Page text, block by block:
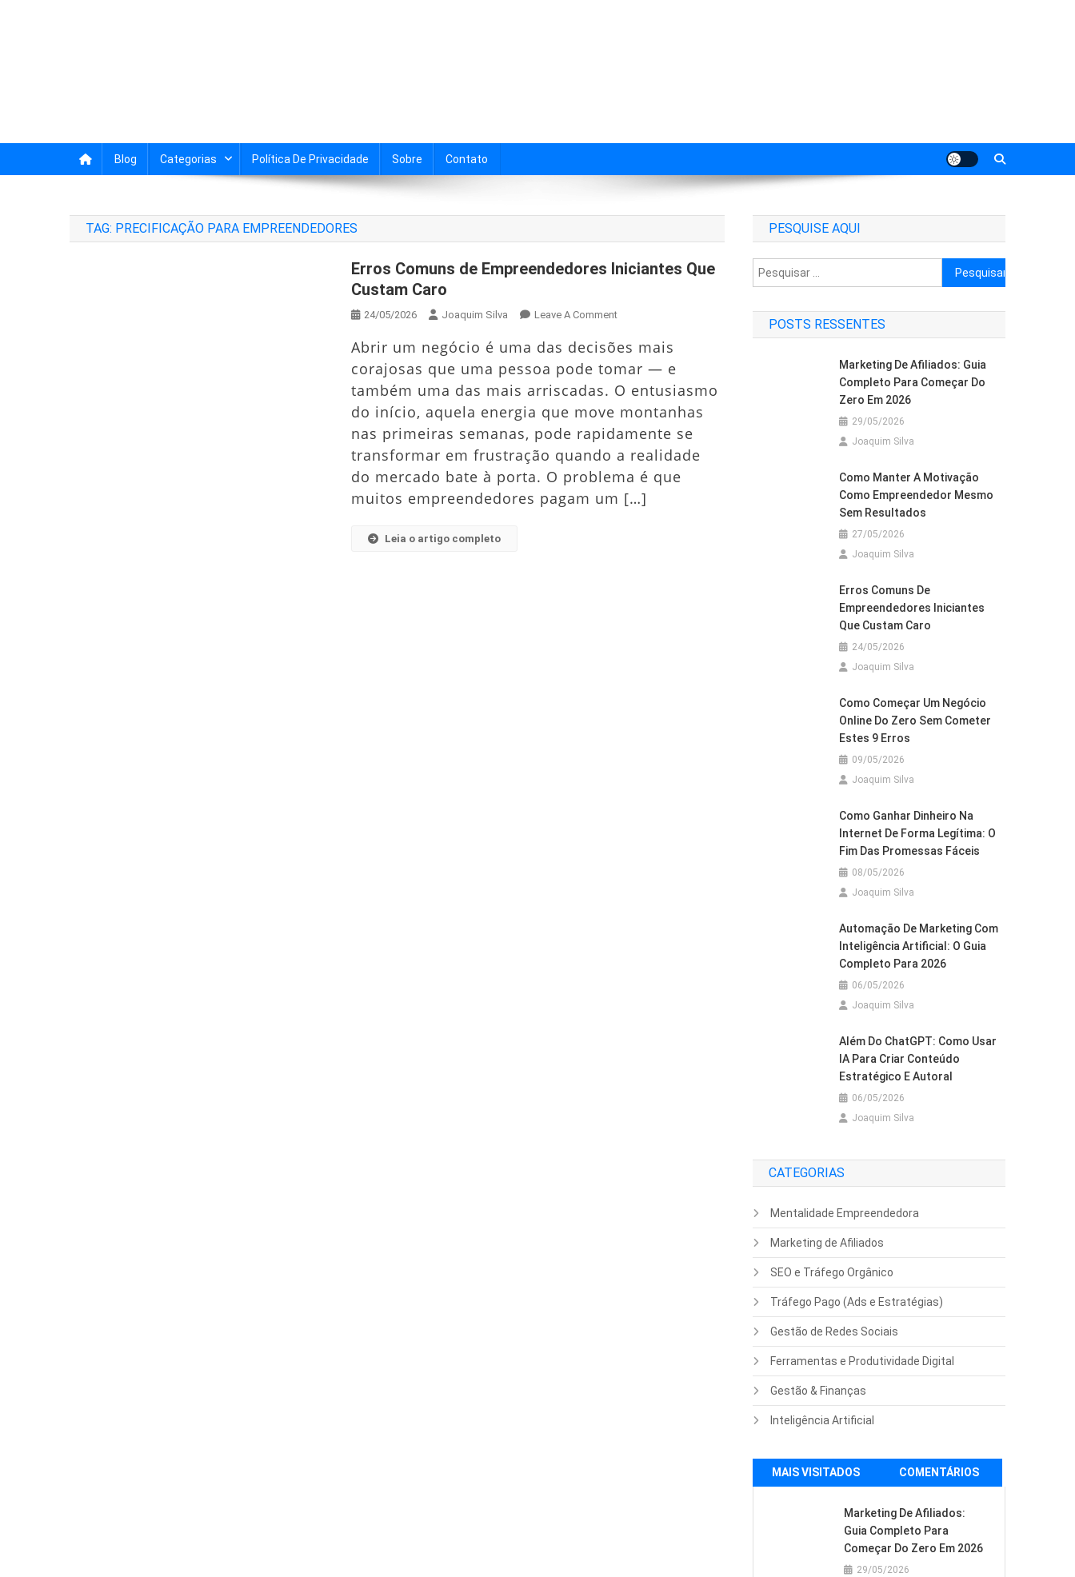
Blog Categorias Política De Privacidade Sobre Contato
TAG: PRECIFICAÇÃO PARA EMPREENDEDORES
Erros Comuns de Empreendedores Iniciantes Que
Custam Caro
24/05/2026 Joaquim Silva Leave A CommentOn
Comuns
De
Empreendedores
Iniciantes
Custam
Caro
Abrir um negócio é uma das decisões mais
corajosas que uma pessoa pode tomar — e
também uma das mais arriscadas. O entusiasmo
do início, aquela energia que move montanhas
nas primeiras semanas, pode rapidamente se
transformar em frustração quando a realidade
do mercado bate à porta. O problema é que
muitos empreendedores pagam um […]
Leia o artigo completo
PESQUISE AQUI
Pesquisar
por:
POSTS RESSENTES
Marketing De Afiliados: Guia
Completo Para Começar Do
Zero Em 2026
29/05/2026
Joaquim Silva
Como Manter A Motivação
Como Empreendedor Mesmo
Sem Resultados
27/05/2026
Joaquim Silva
Erros Comuns De
Empreendedores Iniciantes
Que Custam Caro
24/05/2026
Joaquim Silva
Como Começar Um Negócio
Online Do Zero Sem Cometer
Estes 9 Erros
09/05/2026
Joaquim Silva
Como Ganhar Dinheiro Na
Internet De Forma Legítima: O
Fim Das Promessas Fáceis
08/05/2026
Joaquim Silva
Automação De Marketing Com
Inteligência Artificial: O Guia
Completo Para 2026
06/05/2026
Joaquim Silva
Além Do ChatGPT: Como Usar
IA Para Criar Conteúdo
Estratégico E Autoral
06/05/2026
Joaquim Silva
CATEGORIAS
Mentalidade Empreendedora
Marketing de Afiliados
SEO e Tráfego Orgânico
Tráfego Pago (Ads e Estratégias)
Gestão de Redes Sociais
Ferramentas e Produtividade Digital
Gestão & Finanças
Inteligência Artificial
MAIS VISITADOS COMENTÁRIOS
Marketing De Afiliados:
Guia Completo Para
Começar Do Zero Em 2026
29/05/2026